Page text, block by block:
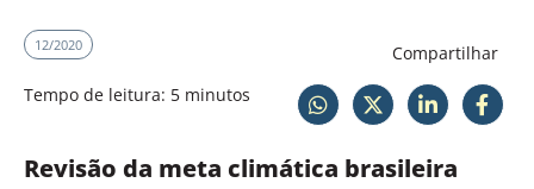
12/2020
Tempo de leitura: 5 minutos
Compartilhar
Revisão da meta climática brasileira